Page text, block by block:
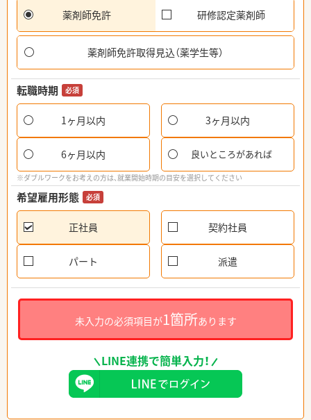
薬剤師免許 研修認定薬剤師
薬剤師免許取得見込（薬学生等）
転職時期 必須
1ヶ月以内 3ヶ月以内
6ヶ月以内 良いところがあれば
※ダブルワークをお考えの方は、就業開始時期の目安を選択してください
希望雇用形態 必須
正社員 契約社員
パート 派遣
未入力の必須項目が1箇所あります
LINE連携で簡単入力！